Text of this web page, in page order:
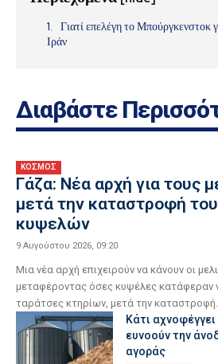
Γιατί επελέγη το Μπούργκενστοκ
Ιράν
Διαβάστε
ΚΟΣΜΟΣ
Γάζα: Νέα αρχή για τους
μετά την καταστροφή
κυψελών
9 Αυγούστου 2026, 09:20
Μια νέα αρχή επιχειρούν να κάνουν οι
μεταφέροντας όσες κυψέλες κατάφεραν
ταράτσες κτηρίων, μετά την καταστροφή...
Κάτι
ευνοούν την
αγοράς